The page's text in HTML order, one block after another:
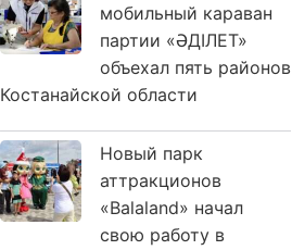
мобильный караван
партии «ӘДІЛЕТ»
объехал пять районов
Костанайской области
Новый парк
аттракционов
«Balaland» начал
свою работу в